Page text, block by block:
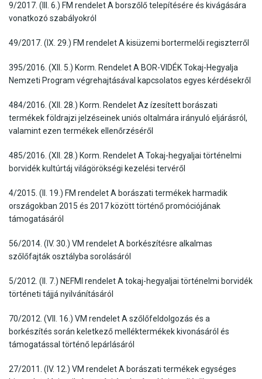
9/2017. (III. 6.) FM rendelet A borszőlő telepítésére és kivágására
vonatkozó szabályokról
49/2017. (IX. 29.) FM rendelet A kisüzemi bortermelői regiszterről
395/2016. (XII. 5.) Korm. Rendelet A BOR-VIDÉK Tokaj-Hegyalja
Nemzeti Program végrehajtásával kapcsolatos egyes kérdésekről
484/2016. (XII. 28.) Korm. Rendelet Az ízesített borászati
termékek földrajzi jelzéseinek uniós oltalmára irányuló eljárásról,
valamint ezen termékek ellenőrzéséről
485/2016. (XII. 28.) Korm. Rendelet A Tokaj-hegyaljai történelmi
borvidék kultúrtáj világörökségi kezelési tervéről
4/2015. (II. 19.) FM rendelet A borászati termékek harmadik
országokban 2015 és 2017 között történő promóciójának
támogatásáról
56/2014. (IV. 30.) VM rendelet A borkészítésre alkalmas
szőlőfajták osztályba sorolásáról
5/2012. (II. 7.) NEFMI rendelet A tokaj-hegyaljai történelmi borvidék
történeti tájjá nyilvánításáról
70/2012. (VII. 16.) VM rendelet A szőlőfeldolgozás és a
borkészítés során keletkező melléktermékek kivonásáról és
támogatással történő lepárlásáról
27/2011. (IV. 12.) VM rendelet A borászati termékek egységes